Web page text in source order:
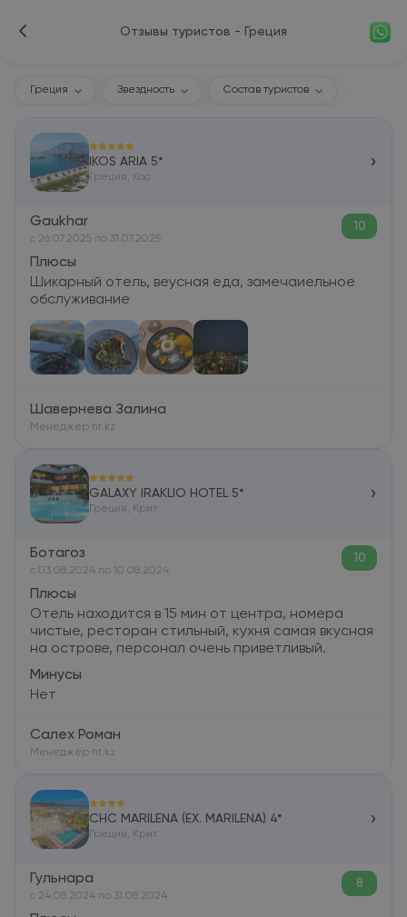
Отзывы туристов - Греция
Греция Звездность Состав туристов
IKOS ARIA 5*
Греция, Кос
›
Gaukhar
c 26.07.2025 по 31.07.2025
10
Плюсы
Шикарный отель, веусная еда, замечаиельное
обслуживание
Шавернева Залина
Менеджер ht.kz
GALAXY IRAKLIO HOTEL 5*
Греция, Крит
›
Ботагоз
c 03.08.2024 по 10.08.2024
10
Плюсы
Отель находится в 15 мин от центра, номера
чистые, ресторан стильный, кухня самая вкусная
на острове, персонал очень приветливый.
Минусы
Нет
Салех Роман
Менеджер ht.kz
CHC MARILENA (EX. MARILENA) 4*
Греция, Крит
›
Гульнара
c 24.08.2024 по 31.08.2024
8